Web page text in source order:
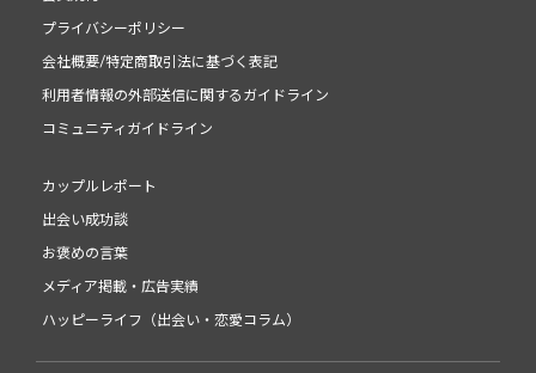
プライバシーポリシー
会社概要/特定商取引法に基づく表記
利用者情報の外部送信に関するガイドライン
コミュニティガイドライン
カップルレポート
出会い成功談
お褒めの言葉
メディア掲載・広告実績
ハッピーライフ（出会い・恋愛コラム）